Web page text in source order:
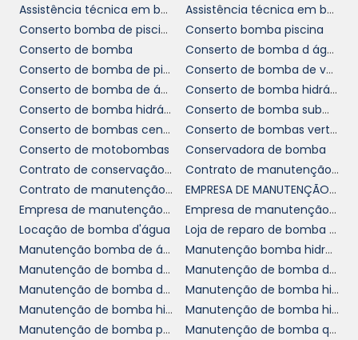
está disponível para responder dúvidas e
proporcionar orientações, ajudando você a
manter sua instalação sempre em ótimas
condições.
ORÇAMENTO
PERSONALIZADO E
CONSULTORIA
Para facilitar o acesso aos nossos serviços,
disponibilizamos orçamentos personalizados.
Cada projeto é único e, por isso, avaliamos o
seu caso individualmente. Ao fazer um
orçamento conosco, você terá uma
estimativa clara de custos e prazos,
permitindo que o planejamento financeiro da
sua empresa seja feito de forma adequada.
Assistência técnica em bombas abs
Assistência técnica em bombas sulzer
Conserto bomba de piscina
Conserto bomba piscina
Conserto de bomba
Conserto de bomba d água
Conserto de bomba de piscina
Conserto de bomba de vácuo
Conserto de bomba de água
Conserto de bomba hidráulica
Conserto de bomba hidráulica em sp
Conserto de bomba submersa
Conserto de bombas centrifuga
Conserto de bombas verticais
Conserto de motobombas
Conservadora de bomba
Contrato de conservação de bomba
Contrato de manutenção de bomba
Contrato de manutenção de bomba em sp
EMPRESA DE MANUTENÇÃO DE BOMBAS VERTICAIS
Empresa de manutenção de bombas
Empresa de manutenção de bombas centrifuga
Locação de bomba d'água
Loja de reparo de bomba hidráulica
Manutenção bomba de água
Manutenção bomba hidráulica
Manutenção de bomba de piscina
Manutenção de bomba de vácuo
Manutenção de bomba de água
Manutenção de bomba hidráulica
Manutenção de bomba hidráulica cotar
Manutenção de bomba hidráulica industrial
Manutenção de bomba para caldeira
Manutenção de bomba química